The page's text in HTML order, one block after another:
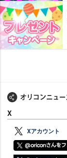
X
Xアカウント